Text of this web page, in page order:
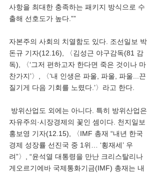
사항을 최대한 충족하는 패키지 방식으로 수
출해 선호도가 높다.””
자본주의 사회의 치열함도 있다. 조선일보 박
돈규 기자(12.16), 〈김성근 야구감독(81 감
독), 〈‘그저 편하고자 한다면 죽은 것이나 마
찬가지’〉, 〈‘내 인생은 파울, 파울, 파울...끈
질기게 다음 기회를 노렸다.’〉라고 한다.
자유주의·시장경제의 꽃인 셈이다. 천지일보
홍보영 기자(12.15), 〈IMF 총재 “내년 한국
경제 성장률 선진국 중 1위… ‘횡재세’ 우
려”〉, “윤석열 대통령을 만난 크리스탈리나
게오르기에바 국제통화기금(IMF) 총재는 내